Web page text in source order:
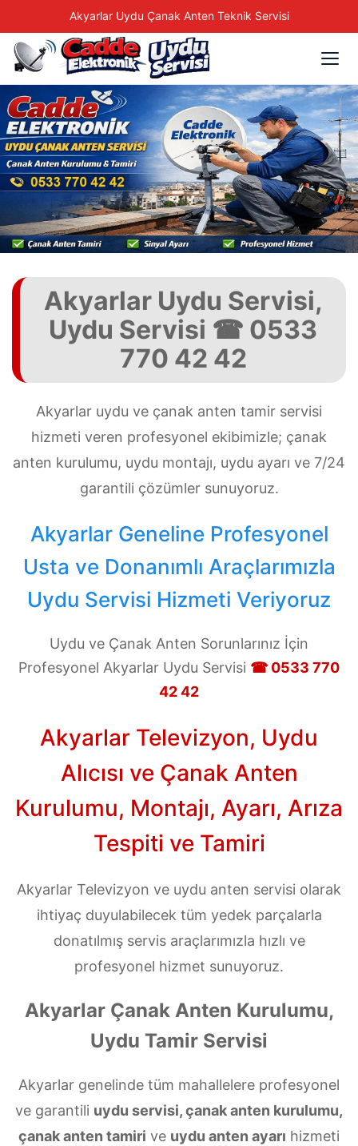
Akyarlar Uydu Çanak Anten Teknik Servisi
Akyarlar Uydu Servisi,
Uydu Servisi ☎ 0533
770 42 42
Akyarlar uydu ve çanak anten tamir servisi
hizmeti veren profesyonel ekibimizle; çanak
anten kurulumu, uydu montajı, uydu ayarı ve 7/24
garantili çözümler sunuyoruz.
Akyarlar Geneline Profesyonel
Usta ve Donanımlı Araçlarımızla
Uydu Servisi Hizmeti Veriyoruz
Uydu ve Çanak Anten Sorunlarınız İçin
Profesyonel Akyarlar Uydu Servisi ☎ 0533 770
42 42
Akyarlar Televizyon, Uydu
Alıcısı ve Çanak Anten
Kurulumu, Montajı, Ayarı, Arıza
Tespiti ve Tamiri
Akyarlar Televizyon ve uydu anten servisi olarak
ihtiyaç duyulabilecek tüm yedek parçalarla
donatılmış servis araçlarımızla hızlı ve
profesyonel hizmet sunuyoruz.
Akyarlar Çanak Anten Kurulumu,
Uydu Tamir Servisi
Akyarlar genelinde tüm mahallelere profesyonel
ve garantili uydu servisi, çanak anten kurulumu,
çanak anten tamiri ve uydu anten ayarı hizmeti